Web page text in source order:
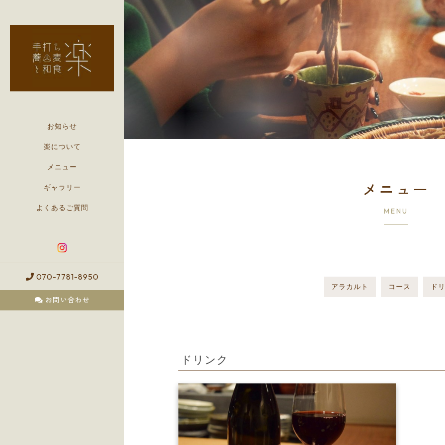
お知らせ
楽について
メニュー
ギャラリー
よくあるご質問
070-7781-8950
お問い合わせ
メニュー
MENU
アラカルト コース ド
ドリンク